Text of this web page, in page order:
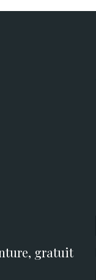
gratuit